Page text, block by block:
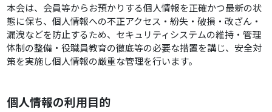
本会は、会員等からお預かりする個人情報を正確かつ最新の状
態に保ち、個人情報への不正アクセス・紛失・破損・改ざん・
漏洩などを防止するため、セキュリティシステムの維持・管理
体制の整備・役職員教育の徹底等の必要な措置を講じ、安全対
策を実施し個人情報の厳重な管理を行います。
個人情報の利用目的